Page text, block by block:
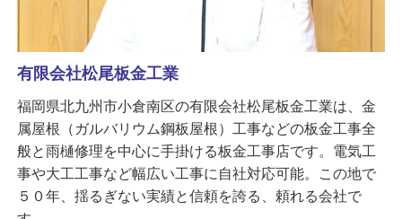
有限会社松尾板金工業
福岡県北九州市小倉南区の有限会社松尾板金工業は、金
属屋根（ガルバリウム鋼板屋根）工事などの板金工事全
般と雨樋修理を中心に手掛ける板金工事店です。電気工
事や大工工事など幅広い工事に自社対応可能。この地で
５０年、揺るぎない実績と信頼を誇る、頼れる会社で